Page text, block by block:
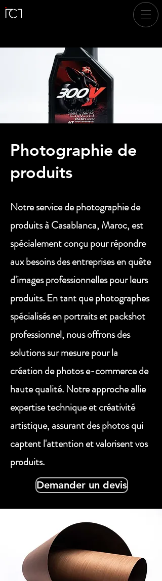
Photographie de
produits
Notre service de photographie de
produits à Casablanca, Maroc, est
spécialement conçu pour répondre
aux besoins des entreprises en quête
d'images professionnelles pour leurs
produits. En tant que photographes
spécialisés en portraits et packshot
professionnel, nous offrons des
solutions sur mesure pour la
création de photos e-commerce de
haute qualité. Notre approche allie
expertise technique et créativité
artistique, assurant des photos qui
captent l'attention et valorisent vos
produits.
Demander un devis